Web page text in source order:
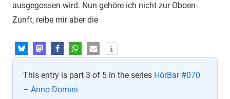
ausgegossen wird. Nun gehöre ich nicht zur Oboen-
Zunft, reibe mir aber die
This entry is part 3 of 5 in the series HörBar #070
– Anno Domini